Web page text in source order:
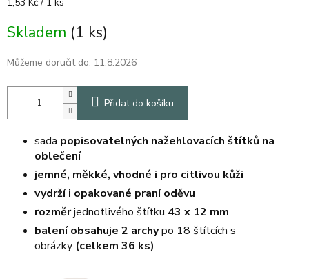
Skladem (1 ks)
Můžeme doručit do: 11.8.2026
Přidat do košíku
sada popisovatelných nažehlovacích štítků na
oblečení
jemné, měkké, vhodné i pro citlivou kůži
vydrží i opakované praní oděvu
rozměrjednotlivého štítku 43 x 12 mm
balení obsahuje 2 archypo 18 štítcích s
obrázky (celkem 36 ks)